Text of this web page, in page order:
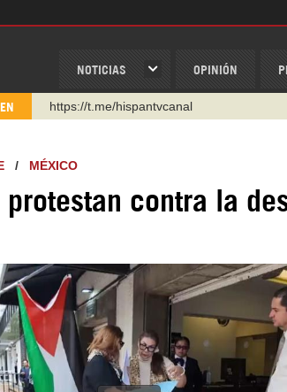
NOTICIAS OPINIÓN
https://t.me/hispantvcanal
WhatsApp y Viber: +98 921 79 29 404
https://www.facebook.com/
http://twitter.com/nexo_latino
/ MÉXICO
protestan contra la